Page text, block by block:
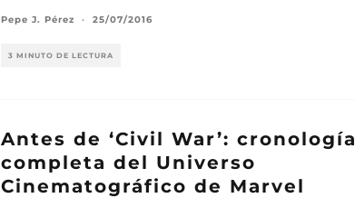
Pepe J. Pérez · 25/07/2016
3 MINUTO DE LECTURA
Antes de ‘Civil War’: cronología
completa del Universo
Cinematográfico de Marvel